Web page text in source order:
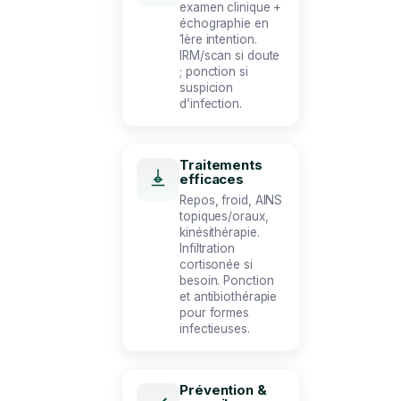
examen clinique +
échographie en
1ère intention.
IRM/scan si doute
; ponction si
suspicion
d’infection.
Traitements
efficaces
Repos, froid, AINS
topiques/oraux,
kinésithérapie.
Infiltration
cortisonée si
besoin. Ponction
et antibiothérapie
pour formes
infectieuses.
Prévention &